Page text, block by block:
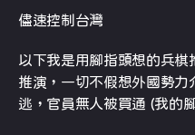
儘速控制台灣
以下我是用腳指頭想的兵
推演，一切不假想外國勢
逃，官員無人被買通 (我的